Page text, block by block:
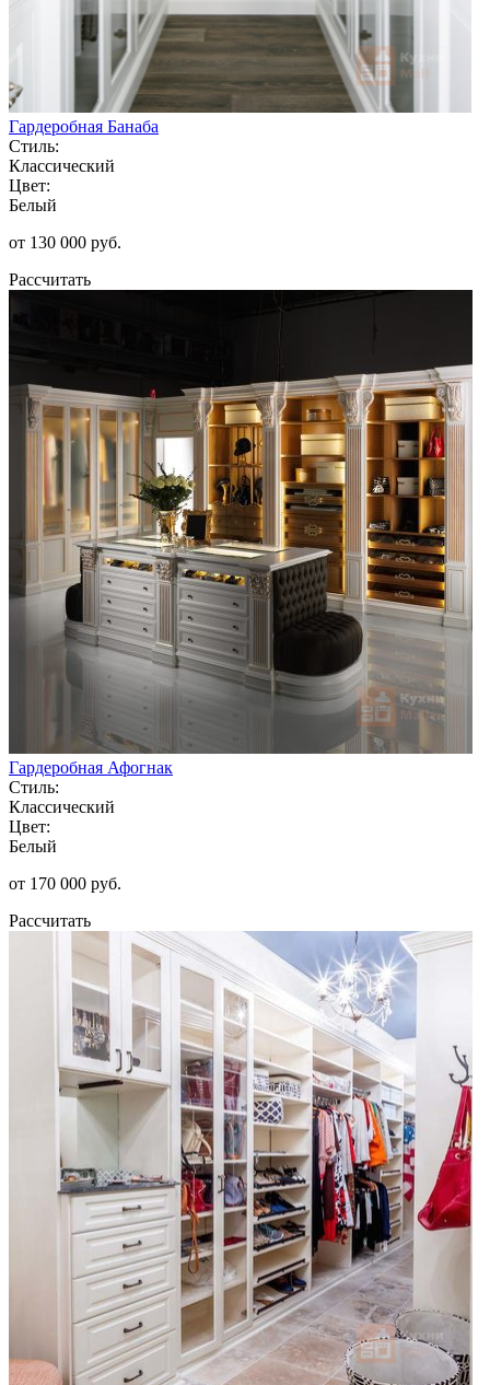
Гардеробная Банаба
Стиль:
Классический
Цвет:
Белый
от 130 000 руб.
Рассчитать
Гардеробная Афогнак
Стиль:
Классический
Цвет:
Белый
от 170 000 руб.
Рассчитать